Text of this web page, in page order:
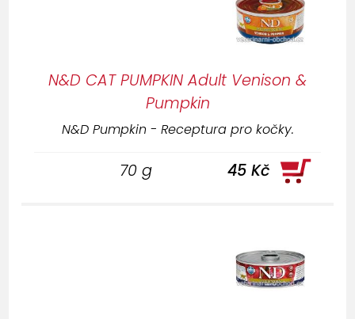
N&D CAT PUMPKIN Adult Venison &
Pumpkin
N&D Pumpkin - Receptura pro kočky.
70 g 45 Kč